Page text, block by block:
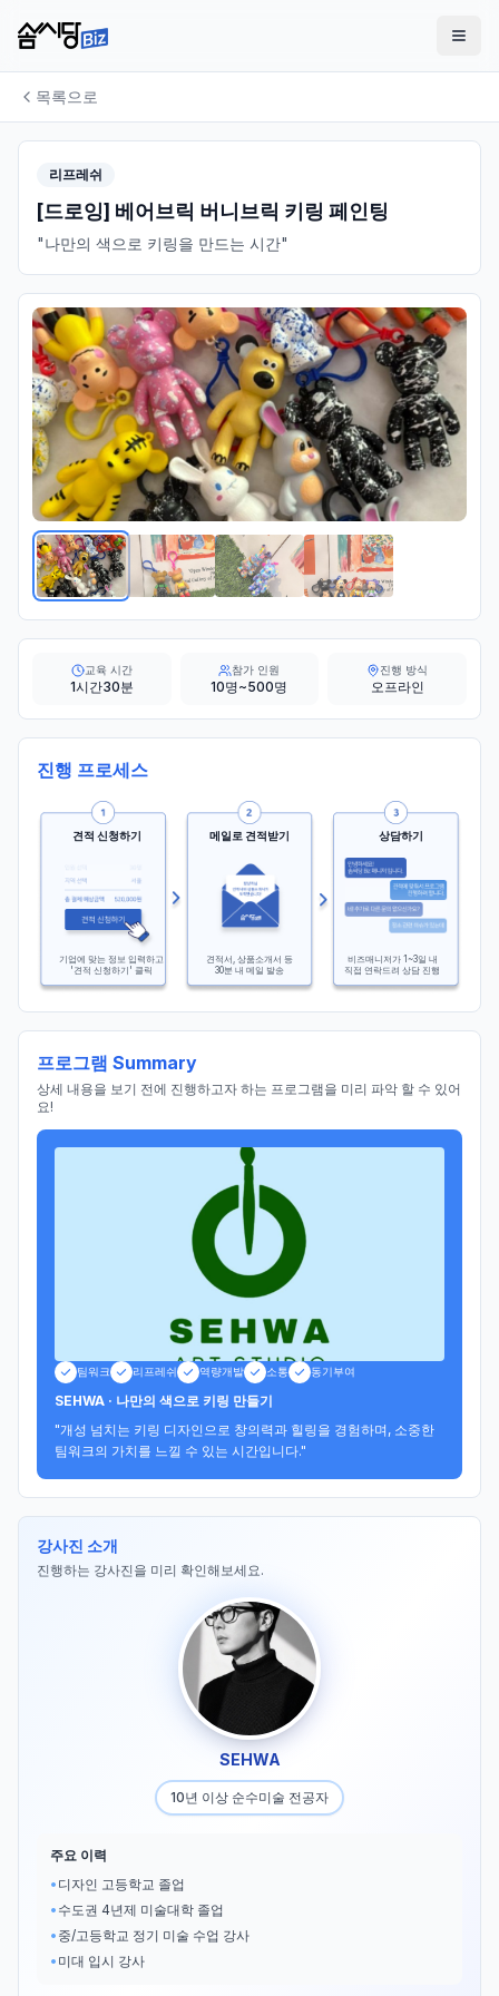
목록으로
리프레쉬
[드로잉] 베어브릭 버니브릭 키링 페인팅
"나만의 색으로 키링을 만드는 시간"
교육 시간
1시간30분
참가 인원
10명~500명
진행 방식
오프라인
진행 프로세스
견적 신청하기
기업에 맞는 정보 입력하고
'견적 신청하기' 클릭
메일로 견적받기
견적서, 상품소개서 등
30분 내 메일 발송
상담하기
비즈매니저가 1~3일 내
직접 연락드려 상담 진행
프로그램 Summary
상세 내용을 보기 전에 진행하고자 하는 프로그램을 미리 파악 할 수 있어
요!
팀워크 리프레쉬 역량개발 소통 동기부여
SEHWA · 나만의 색으로 키링 만들기
"개성 넘치는 키링 디자인으로 창의력과 힐링을 경험하며, 소중한
팀워크의 가치를 느낄 수 있는 시간입니다."
강사진 소개
진행하는 강사진을 미리 확인해보세요.
SEHWA
10년 이상 순수미술 전공자
주요 이력
• 디자인 고등학교 졸업
• 수도권 4년제 미술대학 졸업
• 중/고등학교 정기 미술 수업 강사
• 미대 입시 강사